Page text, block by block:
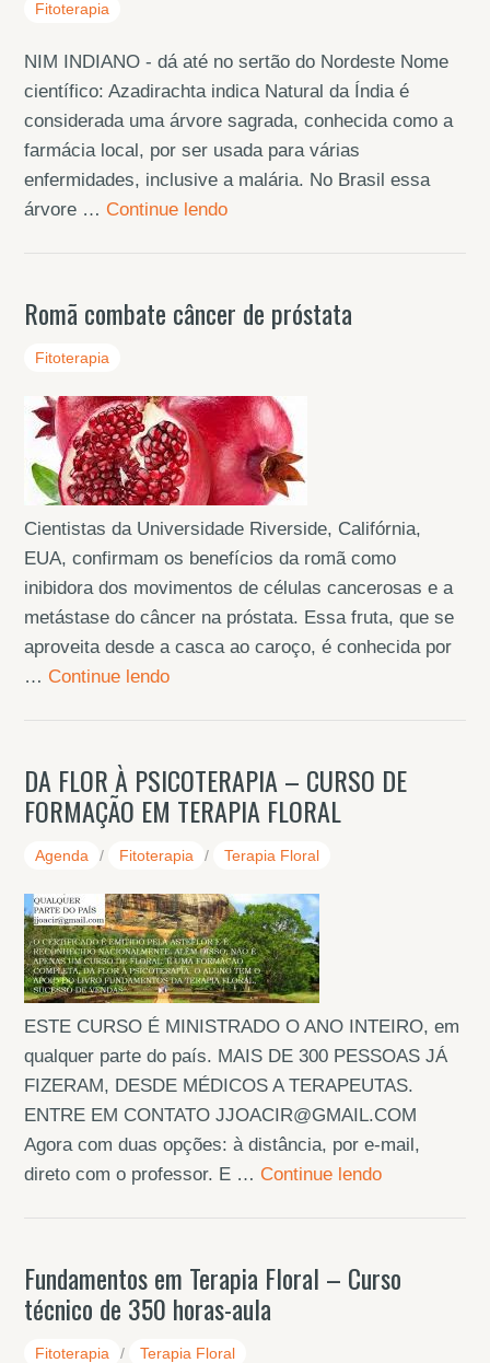
Fitoterapia
NIM INDIANO - dá até no sertão do Nordeste Nome
científico: Azadirachta indica Natural da Índia é
considerada uma árvore sagrada, conhecida como a
farmácia local, por ser usada para várias
enfermidades, inclusive a malária. No Brasil essa
árvore … Continue lendo
Romã combate câncer de próstata
Fitoterapia
Cientistas da Universidade Riverside, Califórnia,
EUA, confirmam os benefícios da romã como
inibidora dos movimentos de células cancerosas e a
metástase do câncer na próstata. Essa fruta, que se
aproveita desde a casca ao caroço, é conhecida por
… Continue lendo
DA FLOR À PSICOTERAPIA – CURSO DE
FORMAÇÃO EM TERAPIA FLORAL
Agenda / Fitoterapia / Terapia Floral
ESTE CURSO É MINISTRADO O ANO INTEIRO, em
qualquer parte do país. MAIS DE 300 PESSOAS JÁ
FIZERAM, DESDE MÉDICOS A TERAPEUTAS.
ENTRE EM CONTATO JJOACIR@GMAIL.COM
Agora com duas opções: à distância, por e-mail,
direto com o professor. E … Continue lendo
Fundamentos em Terapia Floral – Curso
técnico de 350 horas-aula
Fitoterapia / Terapia Floral